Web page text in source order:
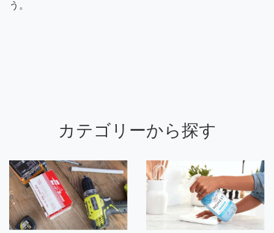
う。
カテゴリーから探す